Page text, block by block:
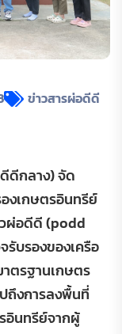
ข่าวสารผ่อดีดี
ดีกลาง) จัด
งเกษตรอินทรีย์
ผ่อดีดี (podd
รับรองของเครือ
าตรฐานเกษตร
ถึงการลงพื้นที่
อินทรีย์จากผู้